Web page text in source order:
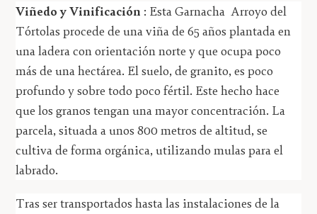
Viñedo y Vinificación : Esta Garnacha Arroyo del
Tórtolas procede de una viña de 65 años plantada en
una ladera con orientación norte y que ocupa poco
más de una hectárea. El suelo, de granito, es poco
profundo y sobre todo poco fértil. Este hecho hace
que los granos tengan una mayor concentración. La
parcela, situada a unos 800 metros de altitud, se
cultiva de forma orgánica, utilizando mulas para el
labrado.
Tras ser transportados hasta las instalaciones de la